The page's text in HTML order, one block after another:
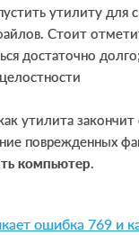
утилиту для
Стоит
достаточно долго;
утилита
поврежденных
компьютер.
ошибка 769 и